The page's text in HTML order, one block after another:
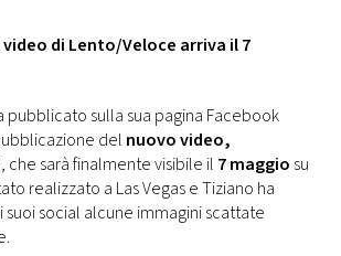
di Lento/Veloce arriva il 7
pubblicato sulla sua pagina Facebook
del nuovo video,
, che sarà finalmente visibile il 7 maggio su
realizzato a Las Vegas e Tiziano ha
suoi social alcune immagini scattate